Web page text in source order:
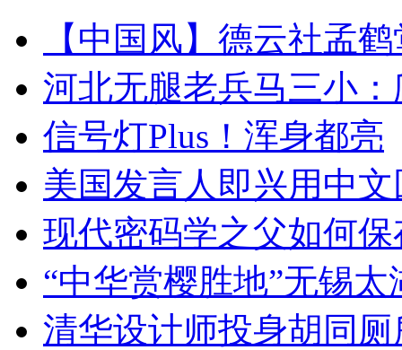
【中国风】德云社孟
河北无腿老兵马三小
信号灯Plus！浑身都亮
美国发言人即兴用中
现代密码学之父如何
“中华赏樱胜地”无锡
清华设计师投身胡同